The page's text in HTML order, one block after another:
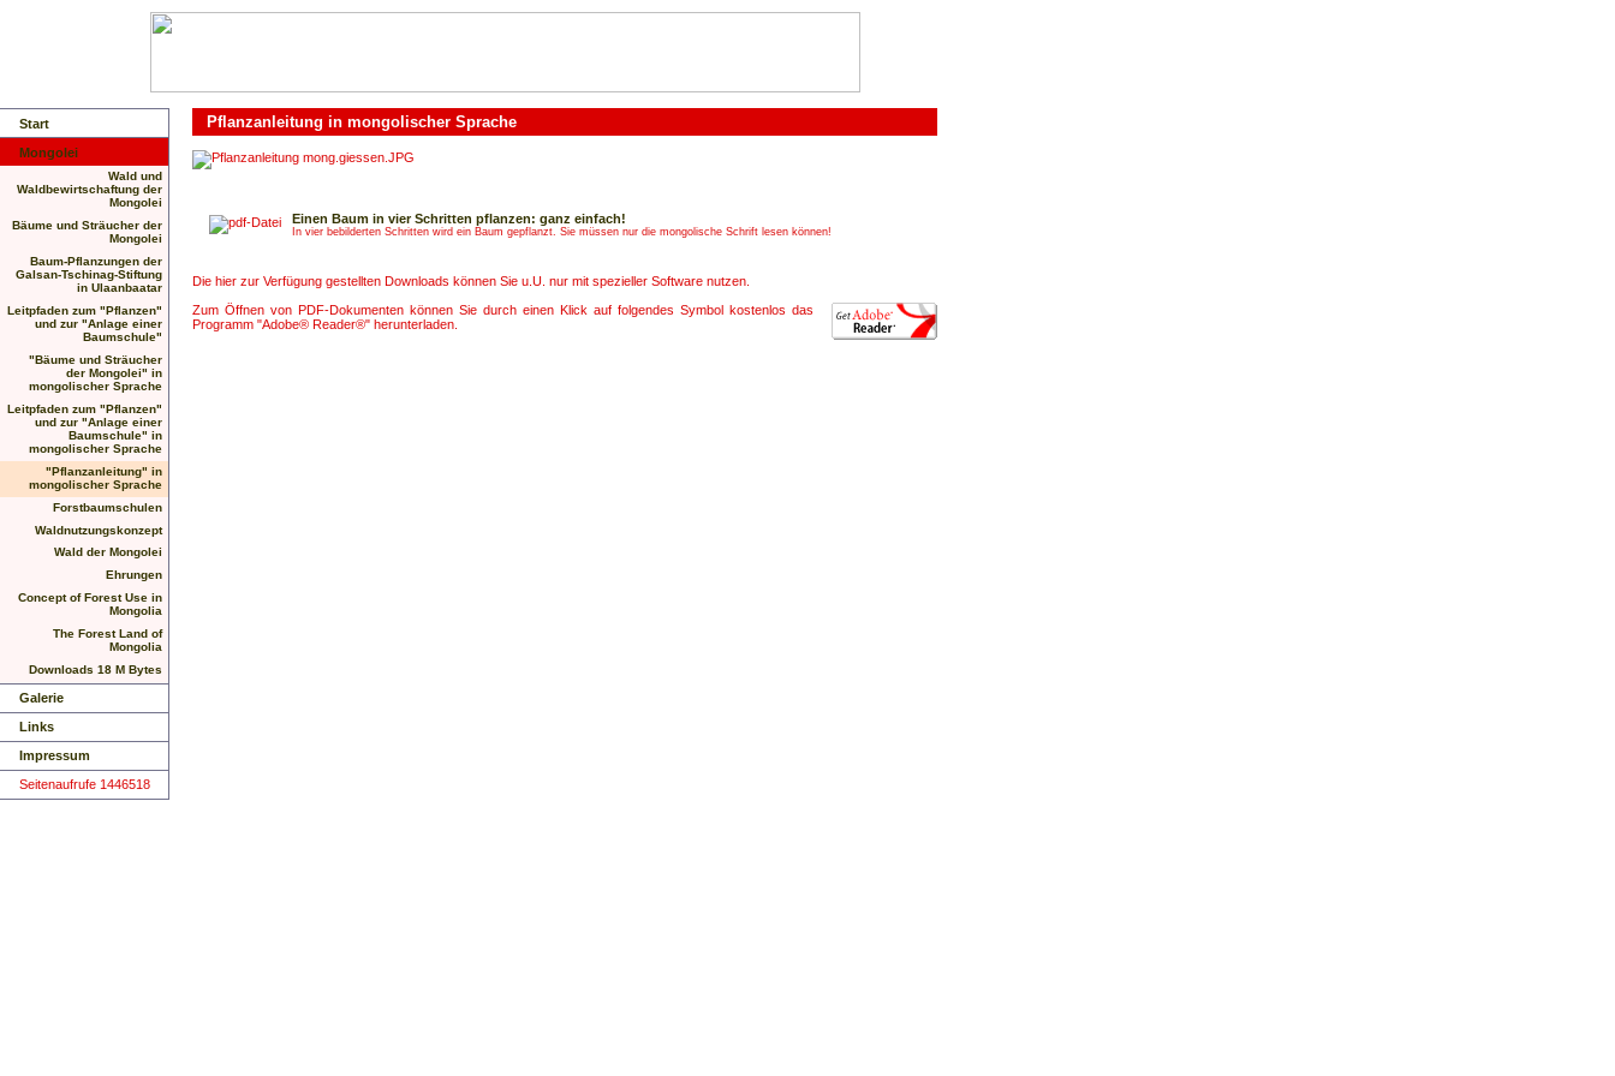
Start
Mongolei
Wald und
Waldbewirtschaftung der
Mongolei
Bäume und Sträucher der
Mongolei
Baum-Pflanzungen der
Galsan-Tschinag-Stiftung
in Ulaanbaatar
Leitpfaden zum "Pflanzen"
und zur "Anlage einer
Baumschule"
"Bäume und Sträucher
der Mongolei" in
mongolischer Sprache
Leitpfaden zum "Pflanzen"
und zur "Anlage einer
Baumschule" in
mongolischer Sprache
"Pflanzanleitung" in
mongolischer Sprache
Forstbaumschulen
Waldnutzungskonzept
Wald der Mongolei
Ehrungen
Concept of Forest Use in
Mongolia
The Forest Land of
Mongolia
Downloads 18 M Bytes
Galerie
Links
Impressum
Seitenaufrufe 1446518
Pflanzanleitung in mongolischer Sprache
Einen Baum in vier Schritten pflanzen: ganz einfach!
In vier bebilderten Schritten wird ein Baum gepflanzt. Sie müssen nur die mongolische Schrift lesen können!
Die hier zur Verfügung gestellten Downloads können Sie u.U. nur mit spezieller Software nutzen.
Zum Öffnen von PDF-Dokumenten können Sie durch einen Klick auf folgendes Symbol kostenlos das
Programm "Adobe® Reader®" herunterladen.